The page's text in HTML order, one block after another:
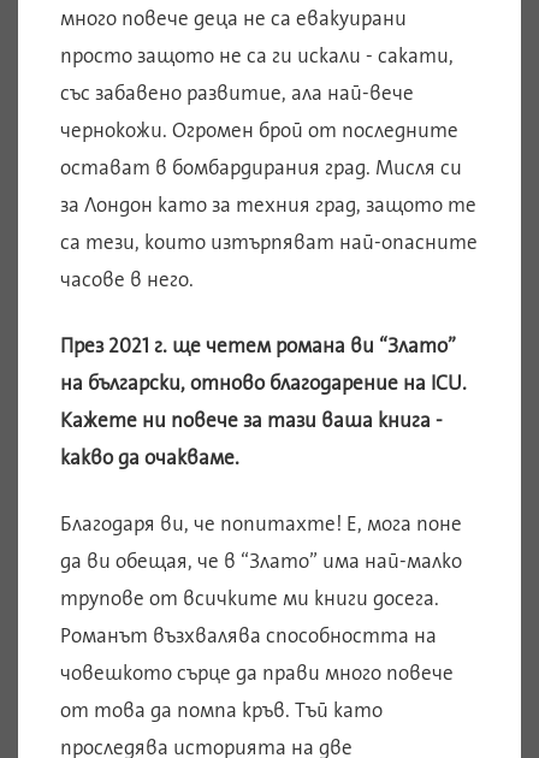
много повече деца не са евакуирани
просто защото не са ги искали - сакати,
със забавено развитие, ала най-вече
чернокожи. Огромен брой от последните
остават в бомбардирания град. Мисля си
за Лондон като за техния град, защото те
са тези, които изтърпяват най-опасните
часове в него.
През 2021 г. ще четем романа ви “Злато”
на български, отново благодарение на ICU.
Кажете ни повече за тази ваша книга -
какво да очакваме.
Благодаря ви, че попитахте! Е, мога поне
да ви обещая, че в “Злато” има най-малко
трупове от всичките ми книги досега.
Романът възхвалява способността на
човешкото сърце да прави много повече
от това да помпа кръв. Тъй като
проследява историята на две